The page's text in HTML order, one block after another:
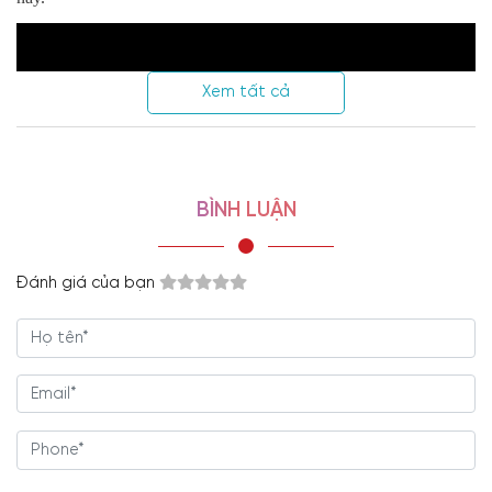
Kiểu dáng tươi mới, hiện đại
Tủ Gỗ Công Nghiệp 5 Cánh TA-1616được đánh giá cao bởi sở
hữu vẻ ngoài vô cùng bắt mắt. Là lựa chọn rất thích hợp với
những gia chủ yêu phong cách hiện đại nhưng phải cầu kỳ hơn.
Kiểu dáng, màu sắc, mẫu mã,… sản phẩm góp phần cho không
gian căn phòng hiện hữu sự trẻ trung, tươi mới hơn rất nhiều.
Xem tất cả
BÌNH LUẬN
Đánh giá của bạn